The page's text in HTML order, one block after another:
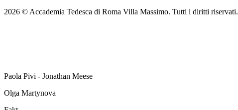
2026 © Accademia Tedesca di Roma Villa Massimo. Tutti i diritti riservati.
Paola Pivi - Jonathan Meese
Olga Martynova